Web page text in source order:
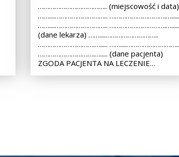
……………………………….. (miejscowość i data)
……....……………………….. ………………………….….....
……....……………………….. ………………………….….....
(dane lekarza) ……....………………………..
………………………….…..... ……....………………………..
………………………….…..... (dane pacjenta)
ZGODA PACJENTA NA LECZENIE…